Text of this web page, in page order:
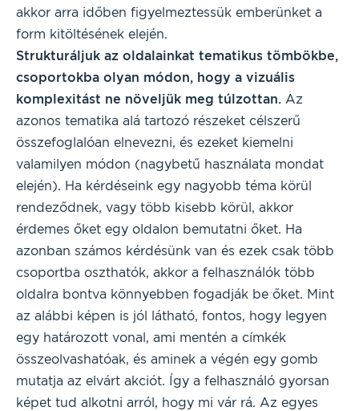
akkor arra időben figyelmeztessük emberünket a
form kitöltésének elején.
Strukturáljuk az oldalainkat tematikus tömbökbe,
csoportokba olyan módon, hogy a vizuális
komplexitást ne növeljük meg túlzottan. Az
azonos tematika alá tartozó részeket célszerű
összefoglalóan elnevezni, és ezeket kiemelni
valamilyen módon (nagybetű használata mondat
elején). Ha kérdéseink egy nagyobb téma körül
rendeződnek, vagy több kisebb körül, akkor
érdemes őket egy oldalon bemutatni őket. Ha
azonban számos kérdésünk van és ezek csak több
csoportba oszthatók, akkor a felhasználók több
oldalra bontva könnyebben fogadják be őket. Mint
az alábbi képen is jól látható, fontos, hogy legyen
egy határozott vonal, ami mentén a címkék
összeolvashatóak, és aminek a végén egy gomb
mutatja az elvárt akciót. Így a felhasználó gyorsan
képet tud alkotni arról, hogy mi vár rá. Az egyes